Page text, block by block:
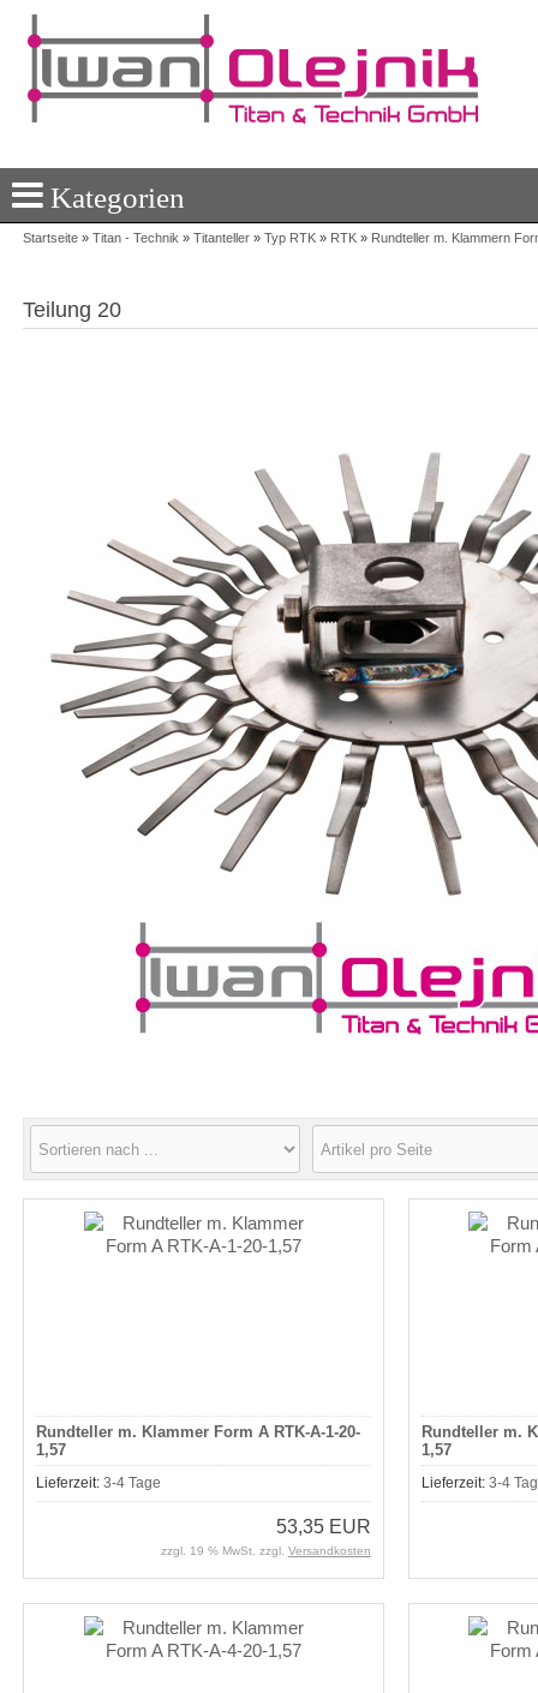
Kategorien
Startseite »Titan - Technik »Titanteller »Typ RTK » RTK » Rundteller m. Klammern
Teilung 20
Rundteller m. Klammer Form A RTK-A-1-20-
1,57
Lieferzeit:3-4 Tage
53,35 EUR
zzgl. 19 % MwSt. zzgl. Versandkosten
Rundteller m.
1,57
Lieferzeit: 3-4